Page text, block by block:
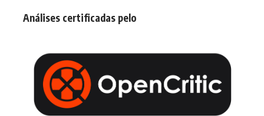
Análises certificadas pelo